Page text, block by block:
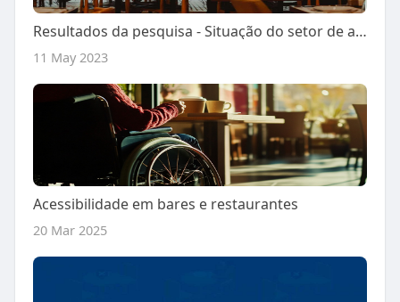
Resultados da pesquisa - Situação do setor de alimentação fora do lar
11 May 2023
Acessibilidade em bares e restaurantes
20 Mar 2025